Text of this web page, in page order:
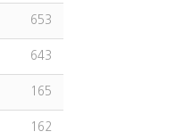
653
643
165
162